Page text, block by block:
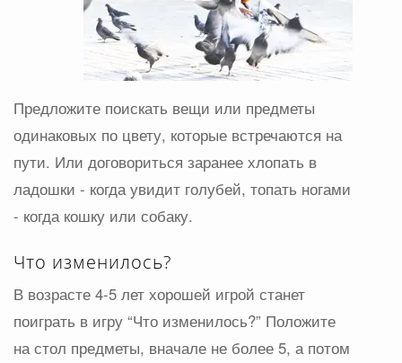
Предложите поискать вещи или предметы
одинаковых по цвету, которые встречаются на
пути. Или договориться заранее хлопать в
ладошки - когда увидит голубей, топать ногами
- когда кошку или собаку.
Что изменилось?
В возрасте 4-5 лет хорошей игрой станет
поиграть в игру “Что изменилось?” Положите
на стол предметы, вначале не более 5, а потом